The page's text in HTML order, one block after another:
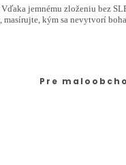
jemnému zloženiu bez
kým sa nevytvorí
Pre